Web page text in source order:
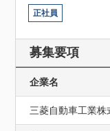
正社員
募集要項
企業名
三菱自動車工業株